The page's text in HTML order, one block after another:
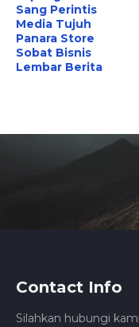
Sang Perintis
Media Tujuh
Panara Store
Sobat Bisnis
Lembar Berita
Contact Info
Silahkan hubungi